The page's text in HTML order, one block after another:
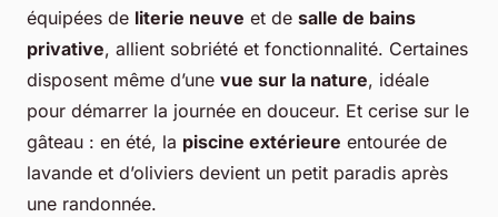
équipées de literie neuve et de salle de bains
privative, allient sobriété et fonctionnalité. Certaines
disposent même d’une vue sur la nature, idéale
pour démarrer la journée en douceur. Et cerise sur le
gâteau : en été, la piscine extérieure entourée de
lavande et d’oliviers devient un petit paradis après
une randonnée.